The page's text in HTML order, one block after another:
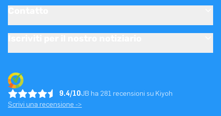
9.4/10JB ha 281 recensioni su Kiyoh
Scrivi una recensione ->